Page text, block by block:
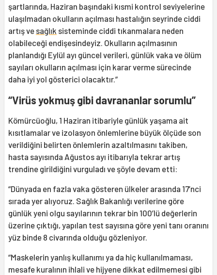
şartlarında, Haziran başındaki kısmi kontrol seviyelerine
ulaşılmadan okulların açılması hastalığın seyrinde ciddi
artış ve sağlık sisteminde ciddi tıkanmalara neden
olabileceği endişesindeyiz. Okulların açılmasının
planlandığı Eylül ayı güncel verileri, günlük vaka ve ölüm
sayıları okulların açılması için karar verme sürecinde
daha iyi yol gösterici olacaktır.”
“Virüs yokmuş gibi davrananlar sorumlu”
Kömürcüoğlu, 1 Haziran itibariyle günlük yaşama ait
kısıtlamalar ve izolasyon önlemlerine büyük ölçüde son
verildiğini belirten önlemlerin azaltılmasını takiben,
hasta sayısında Ağustos ayı itibarıyla tekrar artış
trendine girildiğini vurguladı ve şöyle devam etti:
“Dünyada en fazla vaka gösteren ülkeler arasında 17’nci
sırada yer alıyoruz. Sağlık Bakanlığı verilerine göre
günlük yeni olgu sayılarının tekrar bin 100’lü değerlerin
üzerine çıktığı, yapılan test sayısına göre yeni tanı oranını
yüz binde 8 civarında olduğu gözleniyor.
“Maskelerin yanlış kullanımı ya da hiç kullanılmaması,
mesafe kuralının ihlali ve hijyene dikkat edilmemesi gibi